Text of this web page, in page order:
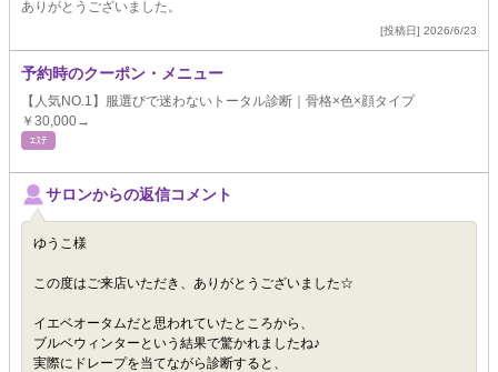
ありがとうございました。
[投稿日] 2026/6/23
予約時のクーポン・メニュー
【人気NO.1】服選びで迷わないトータル診断｜骨格×色×顔タイプ
￥30,000→
ｴｽﾃ
サロンからの返信コメント
ゆうこ様
この度はご来店いただき、ありがとうございました☆
イエベオータムだと思われていたところから、
ブルベウィンターという結果で驚かれましたね♪
実際にドレープを当てながら診断すると、